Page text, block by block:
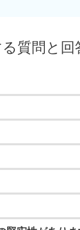
質問と回
機能を備えると
システムで最速
の構成によって異な
のモジュールは
理的イベントが
で動作します。
ェースです。時
きることも、こ
Linkマスタです
ラットフォームで
この1本のケーブ
的特性に影響を与
供しており、トレ
ISO 9001のよう
は、従来のロー
ットがあります。
ノロジの最も重